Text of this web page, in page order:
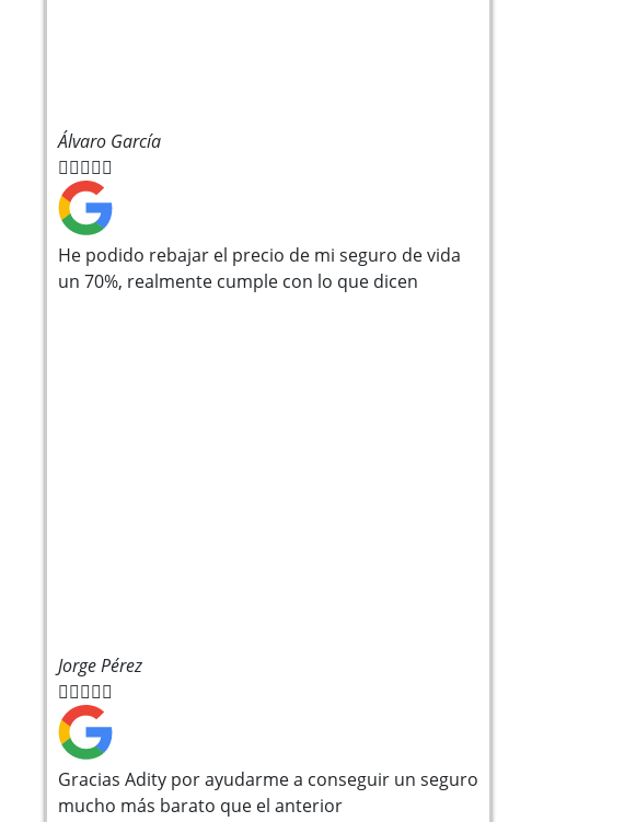
Álvaro García

He podido rebajar el precio de mi seguro de vida
un 70%, realmente cumple con lo que dicen
Jorge Pérez

Gracias Adity por ayudarme a conseguir un seguro
mucho más barato que el anterior